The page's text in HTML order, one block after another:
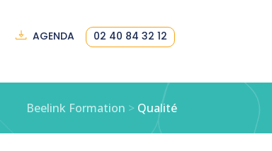
AGENDA 02 40 84 32 12
Beelink Formation > Qualité